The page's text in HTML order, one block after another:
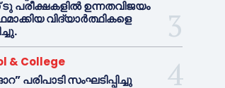
പരീക്ഷകളിൽ ഉന്നതവിജയം
വിദ്യാർത്ഥികളെ
& College
പരിപാടി സംഘടിപ്പിച്ചു